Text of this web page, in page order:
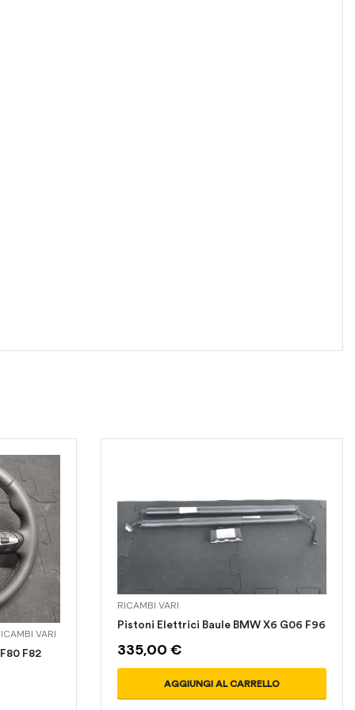
VARI
F82
RICAMBI VARI
Pistoni Elettrici Baule BMW X6 G06 F96
335,00 €
AGGIUNGI AL CARRELLO